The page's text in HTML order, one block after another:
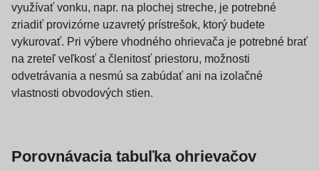
využívať vonku, napr. na plochej streche, je potrebné
zriadiť provizórne uzavretý prístrešok, ktorý budete
vykurovať. Pri výbere vhodného ohrievača je potrebné brať
na zreteľ veľkosť a členitosť priestoru, možnosti
odvetrávania a nesmú sa zabúdať ani na izolačné
vlastnosti obvodových stien.
Porovnávacia tabuľka ohrievačov